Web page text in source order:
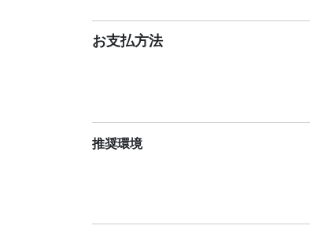
お支払方法
推奨環境